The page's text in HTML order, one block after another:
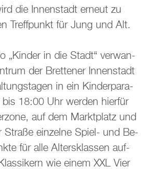
die In­nen­stadt er­neut zu
Treff­punkt für Jung und Alt.
„Kin­der in die Stadt“ ver­wan­
der Brettener In­nen­stadt
in ein Kin­der­pa­ra­
18:00 Uhr wer­den hier­für
auf dem Markt­platz und
Stra­ße ein­zel­ne Spiel- und Be­
für alle Al­ters­klas­sen auf­
wie einem XXL Vier